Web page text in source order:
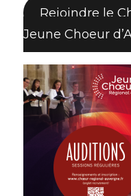
Rejoindre le
Jeune Choeur